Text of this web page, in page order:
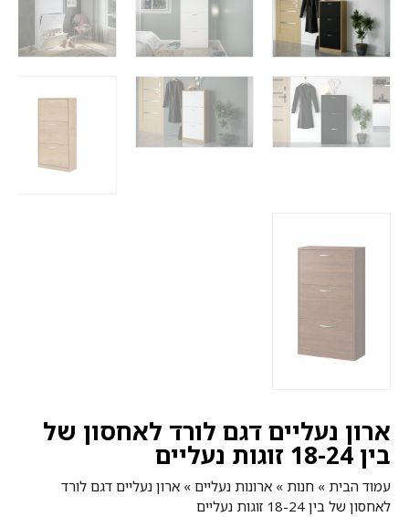
ארון נעליים דגם לורד לאחסון של
בין 18-24 זוגות נעליים
עמוד הבית » חנות » ארונות נעליים » ארון נעליים דגם לורד
לאחסון של בין 18-24 זוגות נעליים